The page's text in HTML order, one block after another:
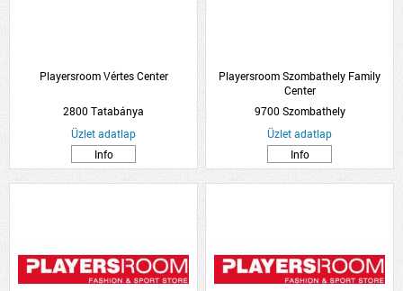
Playersroom Vértes Center
2800 Tatabánya
Üzlet adatlap
Info
Playersroom Szombathely Family
Center
9700 Szombathely
Üzlet adatlap
Info